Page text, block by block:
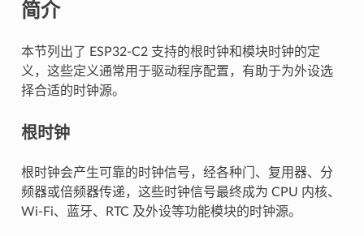
简介
本节列出了 ESP32-C2 支持的根时钟和模块时钟的定
义，这些定义通常用于驱动程序配置，有助于为外设选
择合适的时钟源。
根时钟
根时钟会产生可靠的时钟信号，经各种门、复用器、分
频器或倍频器传递，这些时钟信号最终成为 CPU 内核、
Wi-Fi、蓝牙、RTC 及外设等功能模块的时钟源。